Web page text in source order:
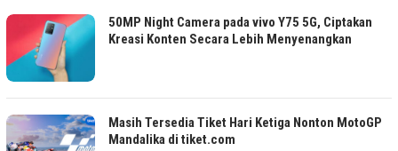
50MP Night Camera pada vivo Y75 5G, Ciptakan
Kreasi Konten Secara Lebih Menyenangkan
Masih Tersedia Tiket Hari Ketiga Nonton MotoGP
Mandalika di tiket.com